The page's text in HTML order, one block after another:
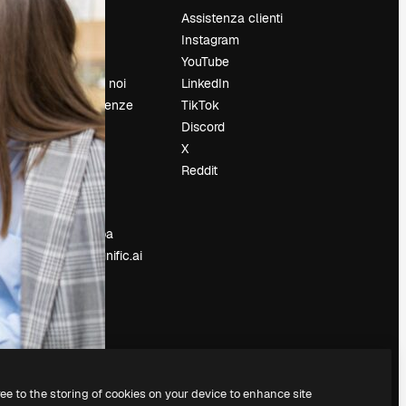
Prezzi
Chi siamo
Recensioni
Lavora con noi
Cerca tendenze
Blog
Eventi
Slidesgo
Vendi i tuoi
contenuti
Sala stampa
Cerchi magnific.ai
Assistenza clienti
Instagram
YouTube
LinkedIn
TikTok
Discord
X
Reddit
to the storing of cookies on your device to enhance site